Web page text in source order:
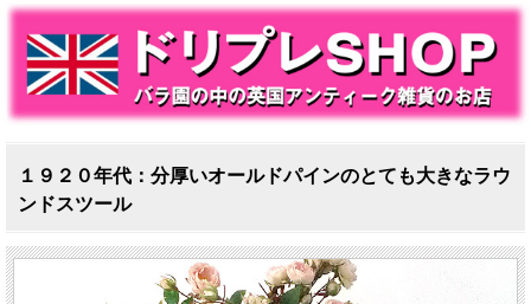
１９２０年代：分厚いオールドパインのとても大きなラウ
ンドスツール